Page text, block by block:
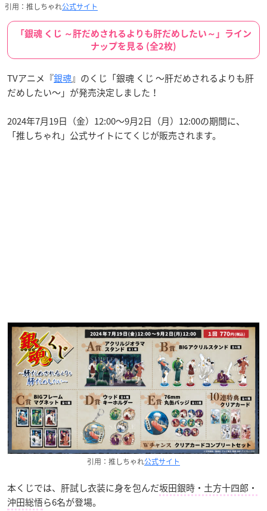
引用：推しちゃれ公式サイト
「銀魂 くじ ～肝だめされるよりも肝だめしたい～」ライン
ナップを見る (全2枚)
TVアニメ『銀魂』のくじ「銀魂 くじ ～肝だめされるよりも肝
だめしたい～」が発売決定しました！
2024年7月19日（金）12:00〜9月2日（月）12:00の期間に、
「推しちゃれ」公式サイトにてくじが販売されます。
引用：推しちゃれ公式サイト
本くじでは、肝試し衣装に身を包んだ坂田銀時・土方十四郎・
沖田総悟ら6名が登場。